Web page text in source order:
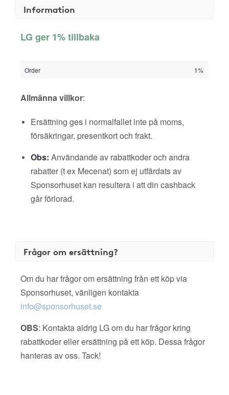
Information
LG ger 1% tillbaka
Order 1%
Allmänna villkor:
Ersättning ges i normalfallet inte på moms,
försäkringar, presentkort och frakt.
Obs: Användande av rabattkoder och andra
rabatter (t ex Mecenat) som ej utfärdats av
Sponsorhuset kan resultera i att din cashback
går förlorad.
Frågor om ersättning?
Om du har frågor om ersättning från ett köp via
Sponsorhuset, vänligen kontakta
info@sponsorhuset.se
OBS: Kontakta aldrig LG om du har frågor kring
rabattkoder eller ersättning på ett köp. Dessa frågor
hanteras av oss. Tack!